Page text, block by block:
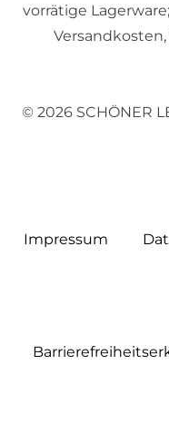
vorrätige
© 2026 SCHÖNER
Impressum